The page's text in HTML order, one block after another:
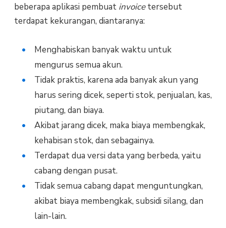
beberapa aplikasi pembuat invoicetersebut
terdapat kekurangan, diantaranya:
Menghabiskan banyak waktu untuk
mengurus semua akun.
Tidak praktis, karena ada banyak akun yang
harus sering dicek, seperti stok, penjualan, kas,
piutang, dan biaya.
Akibat jarang dicek, maka biaya membengkak,
kehabisan stok, dan sebagainya.
Terdapat dua versi data yang berbeda, yaitu
cabang dengan pusat.
Tidak semua cabang dapat menguntungkan,
akibat biaya membengkak, subsidi silang, dan
lain-lain.